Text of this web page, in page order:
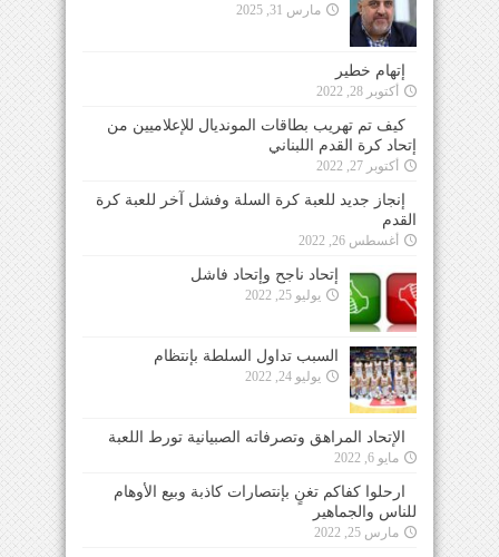
مارس 31, 2025
إتهام خطير
أكتوبر 28, 2022
كيف تم تهريب بطاقات المونديال للإعلاميين من
إتحاد كرة القدم اللبناني
أكتوبر 27, 2022
إنجاز جديد للعبة كرة السلة وفشل آخر للعبة كرة
القدم
أغسطس 26, 2022
إتحاد ناجح وإتحاد فاشل
يوليو 25, 2022
السبب تداول السلطة بإنتظام
يوليو 24, 2022
الإتحاد المراهق وتصرفاته الصبيانية تورط اللعبة
مايو 6, 2022
ارحلوا كفاكم تغنٍ بإنتصارات كاذبة وبيع الأوهام
للناس والجماهير
مارس 25, 2022